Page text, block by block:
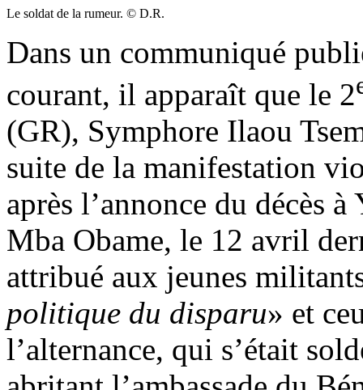
Le soldat de la rumeur. © D.R.
Dans un communiqué
courant, il apparaît que le 2
(GR), Symphore Ilaou
suite de la manifestation
après l’annonce du décès
Mba Obame, le 12 avril
attribué aux jeunes
politique du disparu» et
l’alternance, qui s’était